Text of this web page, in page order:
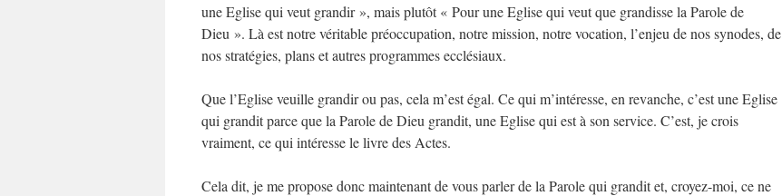
une Eglise qui veut grandir », mais plutôt « Pour une Eglise qui veut que grandisse la Parole de
Dieu ». Là est notre véritable préoccupation, notre mission, notre vocation, l’enjeu de nos synodes, de
nos stratégies, plans et autres programmes ecclésiaux.
Que l’Eglise veuille grandir ou pas, cela m’est égal. Ce qui m’intéresse, en revanche, c’est une Eglise
qui grandit parce que la Parole de Dieu grandit, une Eglise qui est à son service. C’est, je crois
vraiment, ce qui intéresse le livre des Actes.
Cela dit, je me propose donc maintenant de vous parler de la Parole qui grandit et, croyez-moi, ce ne